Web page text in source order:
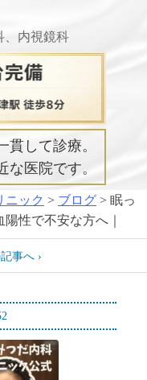
、内視鏡科
貫して診療。
医院です。
ニック > ブログ > 眠っ
性で不安な方へ｜
事へ ›